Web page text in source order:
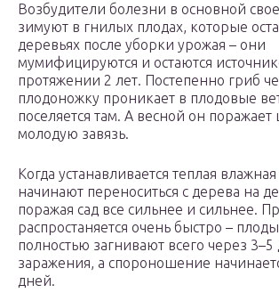
Возбудители болезни в основной
зимуют в гнилых плодах, которые
деревьях после уборки урожая – они
мумифицируются и остаются
протяжении 2 лет. Постепенно гриб
плодоножку проникает в плодовые
поселяется там. А весной он поражает
молодую завязь.
Когда устанавливается теплая
начинают переноситься с дерева на
поражая сад все сильнее и сильнее.
распростаняется очень быстро –
полностью загнивают всего через 3–5
заражения, а спороношение
дней.